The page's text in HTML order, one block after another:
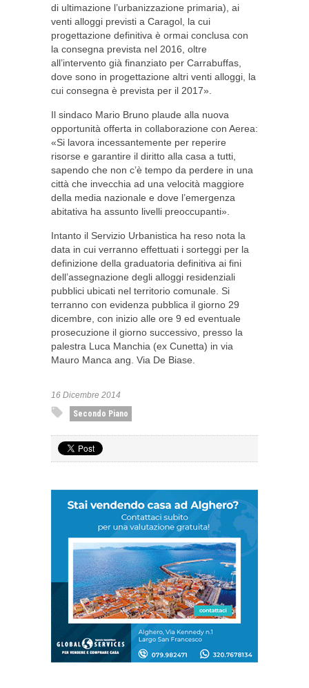
di ultimazione l’urbanizzazione primaria), ai
venti alloggi previsti a Caragol, la cui
progettazione definitiva è ormai conclusa con
la consegna prevista nel 2016, oltre
all’intervento già finanziato per Carrabuffas,
dove sono in progettazione altri venti alloggi, la
cui consegna è prevista per il 2017».
Il sindaco Mario Bruno plaude alla nuova
opportunità offerta in collaborazione con Aerea:
«Si lavora incessantemente per reperire
risorse e garantire il diritto alla casa a tutti,
sapendo che non c’è tempo da perdere in una
città che invecchia ad una velocità maggiore
della media nazionale e dove l’emergenza
abitativa ha assunto livelli preoccupanti».
Intanto il Servizio Urbanistica ha reso nota la
data in cui verranno effettuati i sorteggi per la
definizione della graduatoria definitiva ai fini
dell’assegnazione degli alloggi residenziali
pubblici ubicati nel territorio comunale. Si
terranno con evidenza pubblica il giorno 29
dicembre, con inizio alle ore 9 ed eventuale
prosecuzione il giorno successivo, presso la
palestra Luca Manchia (ex Cunetta) in via
Mauro Manca ang. Via De Biase.
16 Dicembre 2014
Secondo Piano